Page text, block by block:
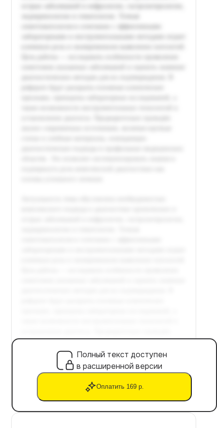
Полный текст доступен
в расширенной версии
Оплатить 169 р.